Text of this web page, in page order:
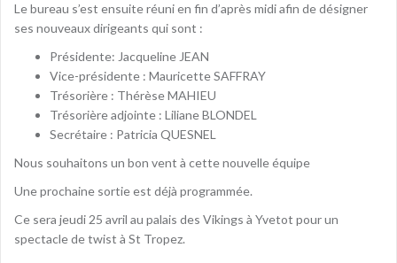
Le bureau s’est ensuite réuni en fin d’après midi afin de désigner
ses nouveaux dirigeants qui sont :
Présidente: Jacqueline JEAN
Vice-présidente : Mauricette SAFFRAY
Trésorière : Thérèse MAHIEU
Trésorière adjointe : Liliane BLONDEL
Secrétaire : Patricia QUESNEL
Nous souhaitons un bon vent à cette nouvelle équipe
Une prochaine sortie est déjà programmée.
Ce sera jeudi 25 avril au palais des Vikings à Yvetot pour un
spectacle de twist à St Tropez.